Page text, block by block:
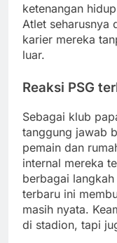
ketenangan
Atlet seharusnya
karier mereka
luar.
Reaksi PSG
Sebagai klub
tanggung jawab
pemain dan
internal mereka
berbagai
terbaru ini
masih nyata.
di stadion, tapi